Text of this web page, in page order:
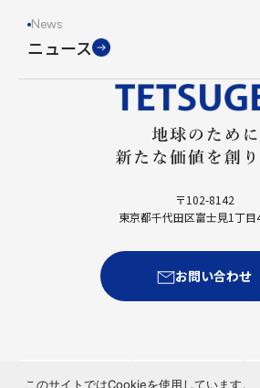
〒102-8142
東京都千代田区富士見1丁目
お問い合わせ
News
ニュース
このサイトではCookieを使用しています。